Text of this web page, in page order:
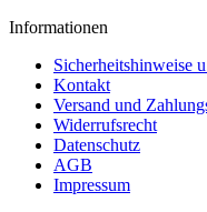
Informationen
Sicherheitshinweise
Kontakt
Versand und
Widerrufsrecht
Datenschutz
AGB
Impressum